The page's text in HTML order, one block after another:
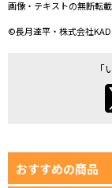
画像・テキストの無断転
©長月達平・株式会社
おすすめの商品